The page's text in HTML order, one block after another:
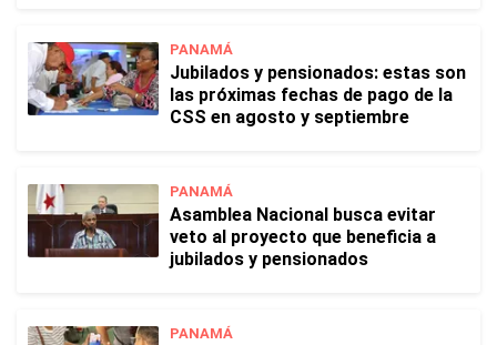
PANAMÁ
Jubilados y pensionados: estas son
las próximas fechas de pago de la
CSS en agosto y septiembre
PANAMÁ
Asamblea Nacional busca evitar
veto al proyecto que beneficia a
jubilados y pensionados
PANAMÁ